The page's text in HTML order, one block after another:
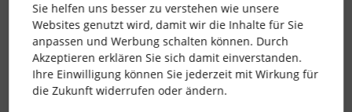
LG Melina
Anonymisierung Peer Feedback
Sie helfen uns besser zu verstehen wie unsere
Websites genutzt wird, damit wir die Inhalte für Sie
anpassen und Werbung schalten können. Durch
Akzeptieren erklären Sie sich damit einverstanden.
Ihre Einwilligung können Sie jederzeit mit Wirkung für
die Zukunft widerrufen oder ändern.